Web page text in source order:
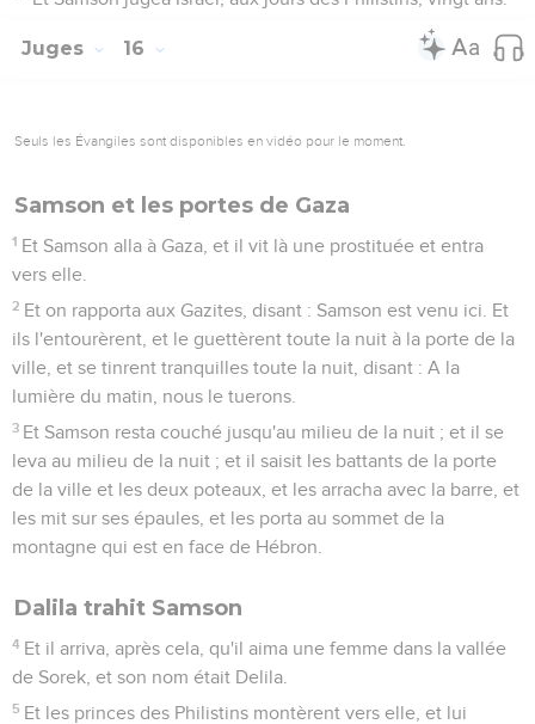
Juges 16
Seuls les Évangiles sont disponibles en vidéo pour le moment.
Samson et les portes de Gaza
1 Et Samson alla à Gaza, et il vit là une prostituée et entra
vers elle.
2 Et on rapporta aux Gazites, disant : Samson est venu ici. Et
ils l'entourèrent, et le guettèrent toute la nuit à la porte de la
ville, et se tinrent tranquilles toute la nuit, disant : A la
lumière du matin, nous le tuerons.
3 Et Samson resta couché jusqu'au milieu de la nuit ; et il se
leva au milieu de la nuit ; et il saisit les battants de la porte
de la ville et les deux poteaux, et les arracha avec la barre, et
les mit sur ses épaules, et les porta au sommet de la
montagne qui est en face de Hébron.
Dalila trahit Samson
4 Et il arriva, après cela, qu'il aima une femme dans la vallée
de Sorek, et son nom était Delila.
5 Et les princes des Philistins montèrent vers elle, et lui